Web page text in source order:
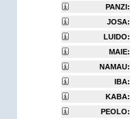
PANZI:
JOSA:
LUIDO:
MAIE:
NAMAU:
IBA:
KABA:
PEOLO: